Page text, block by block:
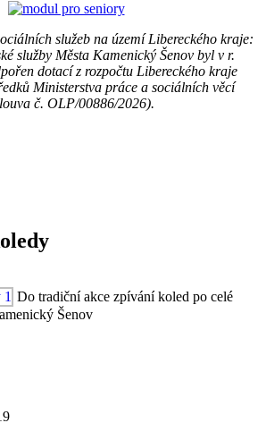
služeb na území Libereckého kraje:
služby Města Kamenický Šenov byl v r.
dotací z rozpočtu Libereckého kraje
Ministerstva práce a sociálních věcí
č. OLP/00886/2026).
Do tradiční akce zpívání koled po celé
Šenov